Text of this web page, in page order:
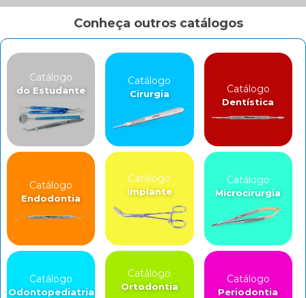
Conheça outros catálogos
Catálogo
do Estudante
Catálogo
Cirurgia Catálogo
Dentística
Catálogo
Endodontia
Catálogo
Implante
Catálogo
Microcirurgia
Catálogo
Odontopediatria
Catálogo
Ortodontia
Catálogo
Periodontia